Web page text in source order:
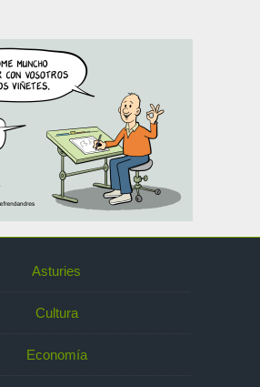
Asturies
Cultura
Economía